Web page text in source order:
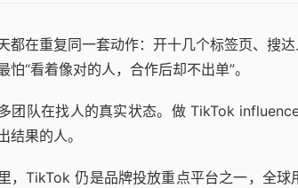
都在重复同一套动作：开十几个标签页、搜
怕“看着像对的人，合作后却不出单”。
团队在找人的真实状态。做 TikTok
结果的人。
，TikTok 仍是品牌投放重点平台之一，全